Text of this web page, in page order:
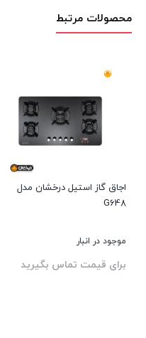
محصولات مرتبط
اجاق گاز استیل درخشان مدل
G648
موجود در انبار
برای قیمت تماس بگیرید